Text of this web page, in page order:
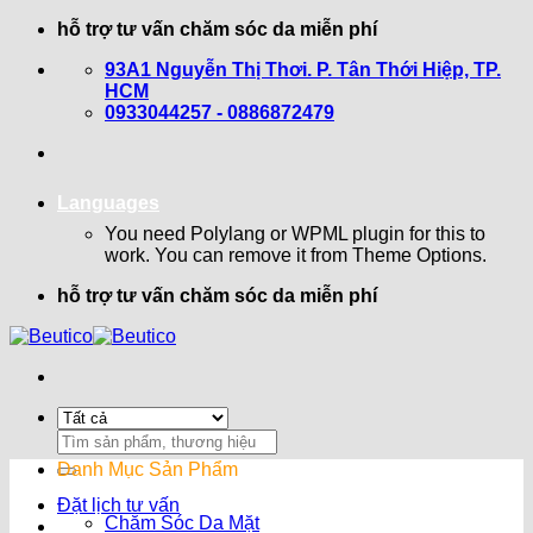
hỗ trợ tư vấn chăm sóc da miễn phí
93A1 Nguyễn Thị Thơi. P. Tân Thới Hiệp, TP.
HCM
0933044257 - 0886872479
Languages
You need Polylang or WPML plugin for this to
work. You can remove it from Theme Options.
hỗ trợ tư vấn chăm sóc da miễn phí
Search
for:
Đặt lịch tư vấn
Danh Mục Sản Phẩm
Chăm Sóc Da Mặt